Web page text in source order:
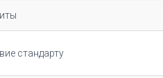
стандарту